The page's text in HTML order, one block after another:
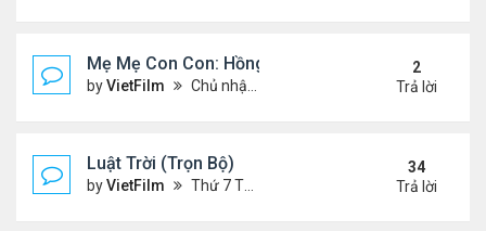
Mẹ Mẹ Con Con: Hồng Vân, Đại Nghĩa
byVietFilm Chủ nhật Tháng 12 20, 2020 8:06 pm
2
Trả lời
Luật Trời (Trọn Bộ)
byVietFilm Thứ 7 Tháng 10 17, 2020 9:19 pm
34
Trả lời